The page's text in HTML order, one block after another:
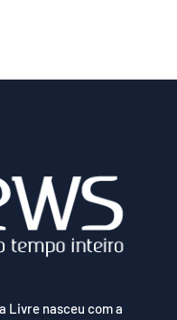
Livre nasceu com a